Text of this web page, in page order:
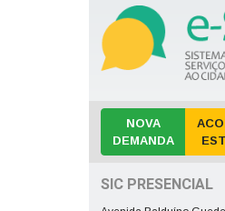
NOVA
DEMANDA
SIC PRESENCIAL